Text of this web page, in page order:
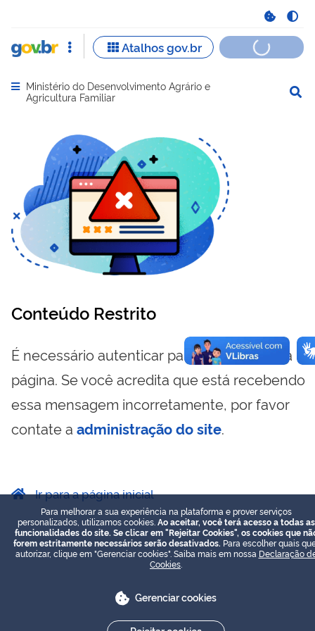
Abrir menu principal de navegação
Ministério do Desenvolvimento Agrário e
Agricultura Familiar
Conteúdo Restrito
É necessário autenticar para visualizar essa
página. Se você acredita que está recebendo
essa mensagem incorretamente, por favor
contate a administração do site.
Ir para a página inicial
Para melhorar a sua experiência na plataforma e prover serviços
personalizados, utilizamos cookies. Ao aceitar, você terá acesso a todas as
funcionalidades do site. Se clicar em "Rejeitar Cookies", os cookies que
forem estritamente necessários serão desativados. Para escolher quais
autorizar, clique em "Gerenciar cookies". Saiba mais em nossa Declaração
Cookies
Gerenciar cookies